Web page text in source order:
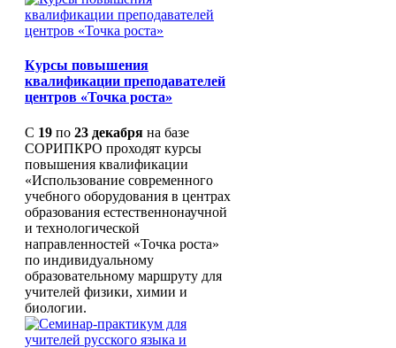
Проект «Реализация
Южная Осетия (Алания)»
организаций
Система работы со школами с
низкими образовательными
Система обеспечения
педагогических работников
Курсы повышения
квалификации преподавателей
центров «Точка роста»
С 19 по 23 декабря на базе
СОРИПКРО проходят курсы
повышения квалификации
«Использование современного
учебного оборудования в центрах
образования естественнонаучной
и технологической
направленностей «Точка роста»
по индивидуальному
образовательному маршруту для
учителей физики, химии и
биологии.